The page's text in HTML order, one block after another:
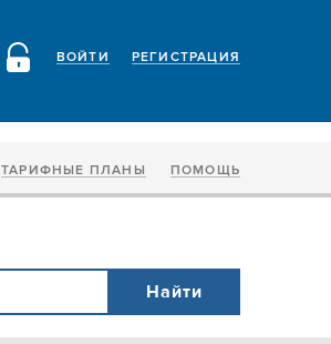
РЕГИСТРАЦИЯ
ВОЙТИ
ТАРИФНЫЕ ПЛАНЫ ПОМОЩЬ